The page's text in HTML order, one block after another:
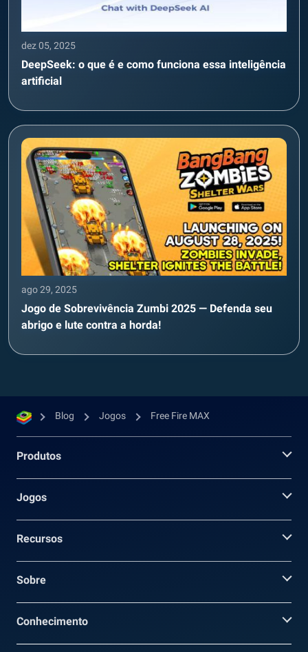
dez 05, 2025
DeepSeek: o que é e como funciona essa inteligência
artificial
ago 29, 2025
Jogo de Sobrevivência Zumbi 2025 — Defenda seu
abrigo e lute contra a horda!
Blog Jogos Free Fire MAX
Produtos
Jogos
Recursos
Sobre
Conhecimento